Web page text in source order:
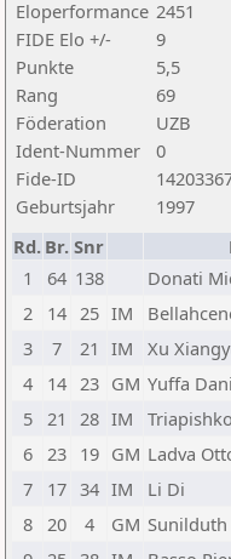
Eloperformance 2451
FIDE Elo +/-
9
Punkte
5,5
Rang
69
Föderation
UZB
Ident-Nummer
0
Fide-ID
Geburtsjahr
1997
Rd. Br. Snr
1
64 138 Donati
2
14 25 IM
3
7 21 IM Xu
4
14 23 GM Yuffa
5
21 28 IM
6
23 19 GM Ladva
7
17 34 IM Li Di
8
20 4 GM Sunilduth